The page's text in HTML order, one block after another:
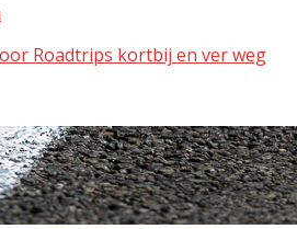
Roadtrips kortbij en ver weg